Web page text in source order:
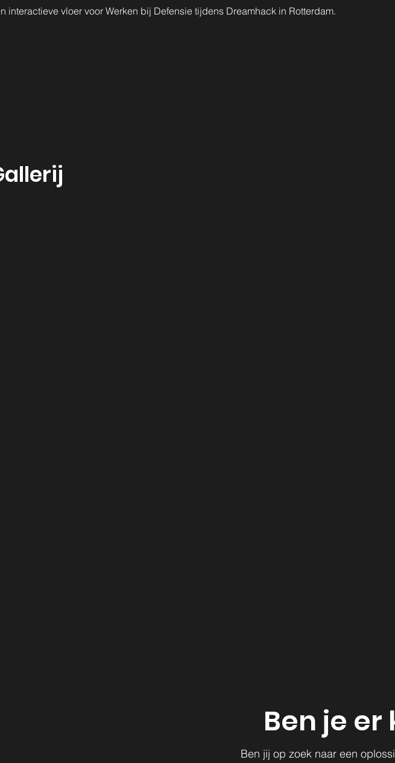
interactieve vloer voor Werken bij Defensie tijdens Dreamhack in Rotterdam.
Ben je
Ben jij op zoek naar een